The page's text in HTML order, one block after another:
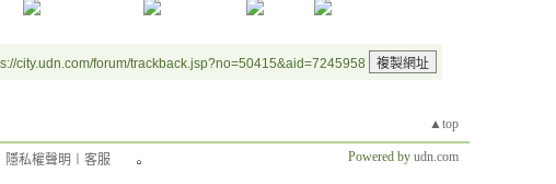
city.udn.com/forum/trackback.jsp?no=50415&aid=7245958
▲top
隱私權聲明 客服 Powered by udn.com